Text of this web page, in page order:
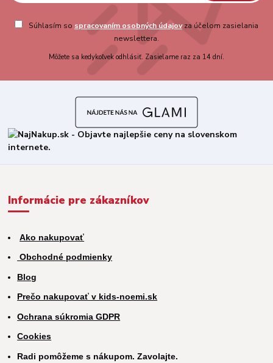
Súhlasím so spracovaním osobných údajovza účelom zasielania
newslettera.
Môžete sa kedykoľvek odhlásiť. Zasielame raz za 14 dní.
Informácie pre zákazníkov
Ako nakupovať
Obchodné podmienky
Blog
Prečo nakupovať v kids-noemi.sk
Ochrana súkromia GDPR
Cookies
Radi pomôžeme s nákupom. Zavolajte.